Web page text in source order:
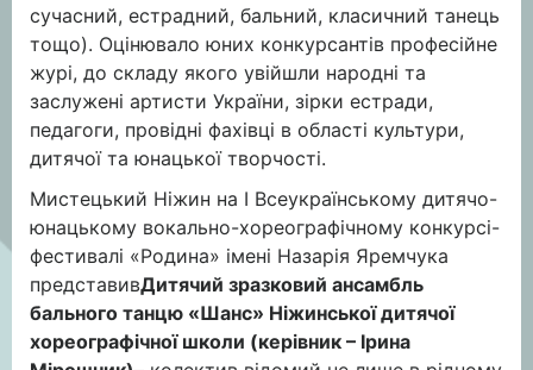
сучасний, естрадний, бальний, класичний танець
тощо). Оцінювало юних конкурсантів професійне
журі, до складу якого увійшли народні та
заслужені артисти України, зірки естради,
педагоги, провідні фахівці в області культури,
дитячої та юнацької творчості.
Мистецький Ніжин на І Всеукраїнському дитячо-
юнацькому вокально-хореографічному конкурсі-
фестивалі «Родина» імені Назарія Яремчука
представивДитячий зразковий ансамбль
бального танцю «Шанс» Ніжинської дитячої
хореографічної школи (керівник – Ірина